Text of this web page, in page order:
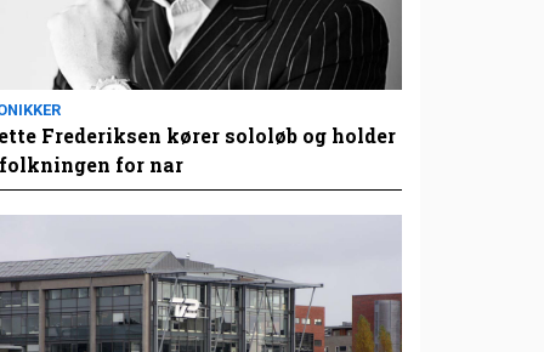
Frederiksen kører sololøb og holder
for nar